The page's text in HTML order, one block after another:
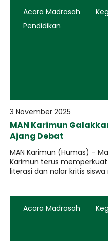
Acara Madrasah
Pendidikan
3 November 2025
MAN Karimun
Ajang Debat
MAN Karimun (Humas) –
Karimun terus
literasi dan nalar kritis
Acara Madrasah